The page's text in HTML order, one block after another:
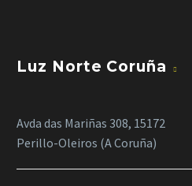
Luz Norte Coruña
Avda das Mariñas 308, 15172
Perillo-Oleiros (A Coruña)